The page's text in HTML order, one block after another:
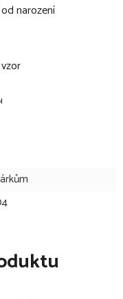
narození
výslovného
charakter.